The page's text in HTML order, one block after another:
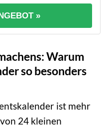
»
Warum
so besonders
ist mehr
24 kleinen